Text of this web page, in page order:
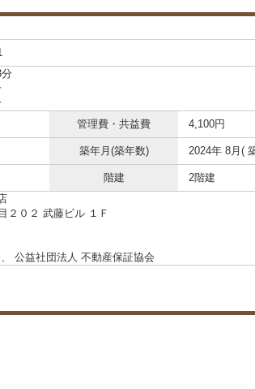
管理費・共益費 4,100円
築年月(築年数) 2024年 8月(
階建 2階建
２０２ 武藤ビル １Ｆ
公益社団法人 不動産保証協会